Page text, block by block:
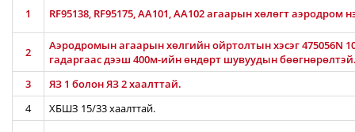
1 RF95138, RF95175, AA101, AA102 агаарын хөлөгт аэродром
2
Аэродромын агаарын хөлгийн ойртолтын хэсэг 475056N
гадаргаас дээш 400м-ийн өндөрт шувуудын
3
ЯЗ 1 болон ЯЗ 2 хаалттай.
4
ХБШЗ 15/33 хаалттай.